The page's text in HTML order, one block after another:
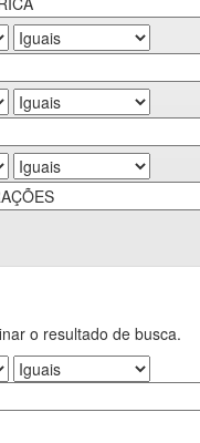
o resultado de busca.